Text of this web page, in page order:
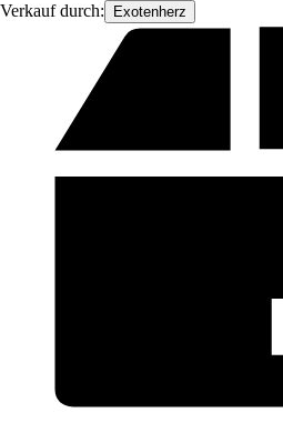
Verkauf durch: Exotenherz